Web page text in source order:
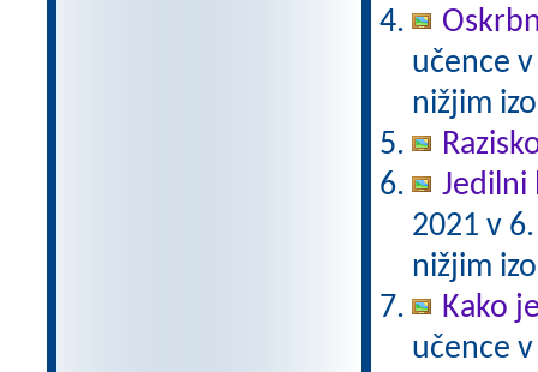
učence
nižjim
Jedilni
2021 v
nižjim
Kako
učence